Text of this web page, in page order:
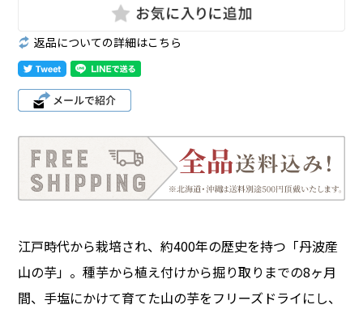
返品についての詳細はこちら
江戸時代から栽培され、約400年の歴史を持つ「丹波産
山の芋」。種芋から植え付けから掘り取りまでの8ヶ月
間、手塩にかけて育てた山の芋をフリーズドライにし、